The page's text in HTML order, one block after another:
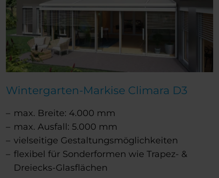
Wintergarten-Markise Climara D3
max. Breite: 4.000 mm
max. Ausfall: 5.000 mm
vielseitige Gestaltungsmöglichkeiten
flexibel für Sonderformen wie Trapez- &
Dreiecks-Glasflächen